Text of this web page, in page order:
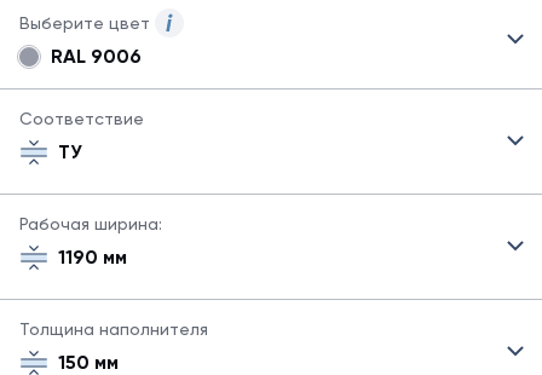
Выберите цвет
сэндвич-
все
Для
заказа
RAL 9006
Соответствие
ТУ
Рабочая ширина:
1190 мм
Толщина наполнителя
150 мм